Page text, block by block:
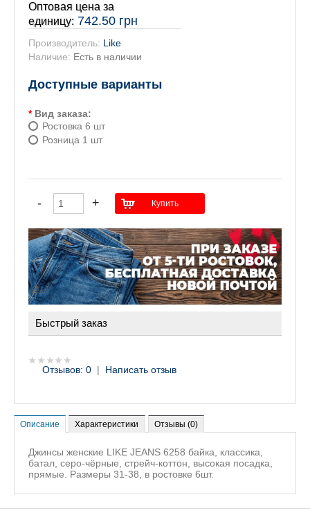
Оптовая цена за
единицу: 742.50 грн
Производитель: Like
Наличие: Есть в наличии
Доступные варианты
* Вид заказа:
Ростовка 6 шт
Розница 1 шт
Быстрый заказ
Отзывов: 0 | Написать отзыв
Описание Характеристики Отзывы (0)
Джинсы женские LIKE JEANS 6258 байка, классика,
батал, серо-чёрные, стрейч-коттон, высокая посадка,
прямые. Размеры 31-38, в ростовке 6шт.